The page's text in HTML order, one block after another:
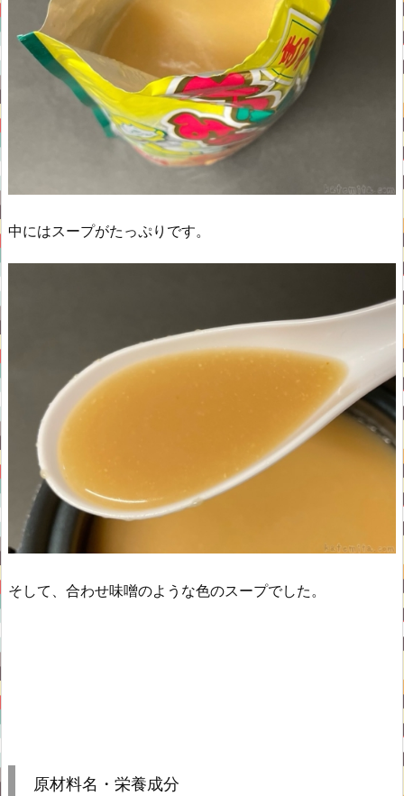
中にはスープがたっぷりです。
そして、合わせ味噌のような色のスープでした。
原材料名・栄養成分